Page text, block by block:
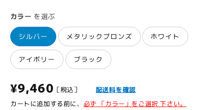
カラー を選ぶ
シルバー メタリックブロンズ ホワイト
アイボリー ブラック
通
常
¥9,460 ［税込］ 配送料を確認
カートに追加する前に、 必ず 「カラー」をご選択 下さい。